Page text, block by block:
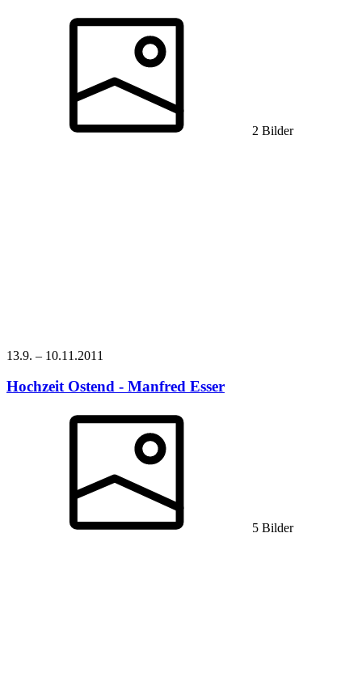
2 Bilder
13.9. – 10.11.2011
Hochzeit Ostend - Manfred Esser
5 Bilder